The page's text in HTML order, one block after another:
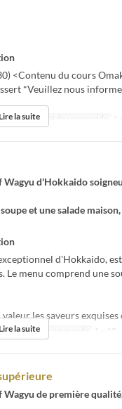
<Contenu du cours
*Veuillez nous
Dîner Qté de commande 1 ~
la suite
d'Hokkaido
et une salade
d'Hokkaido,
menu comprend une
les saveurs
Qté de commande 1 ~ 10
la suite
de première